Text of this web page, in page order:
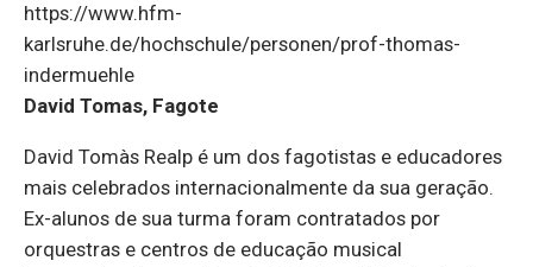
https://www.hfm-
karlsruhe.de/hochschule/personen/prof-thomas-
indermuehle
David Tomas, Fagote
David Tomàs Realp é um dos fagotistas e educadores
mais celebrados internacionalmente da sua geração.
Ex-alunos de sua turma foram contratados por
orquestras e centros de educação musical